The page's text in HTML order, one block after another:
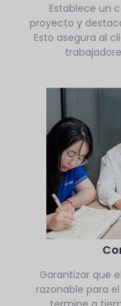
Establece un
proyecto y
Esto asegura al
Garantizar que
razonable para